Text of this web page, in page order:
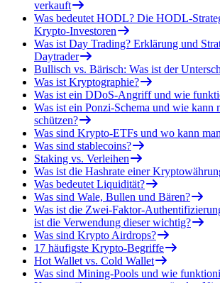
verkauft
Was bedeutet HODL? Die HODL-
Krypto-Investoren
Was ist Day Trading? Erklärung und
Daytrader
Bullisch vs. Bärisch: Was ist der
Was ist Kryptographie?
Was ist ein DDoS-Angriff und wie
Was ist ein Ponzi-Schema und wie kann
schützen?
Was sind Krypto-ETFs und wo kann
Was sind stablecoins?
Staking vs. Verleihen
Was ist die Hashrate einer
Was bedeutet Liquidität?
Was sind Wale, Bullen und Bären?
Was ist die Zwei-Faktor-
ist die Verwendung dieser wichtig?
Was sind Krypto Airdrops?
17 häufigste Krypto-Begriffe
Hot Wallet vs. Cold Wallet
Was sind Mining-Pools und wie